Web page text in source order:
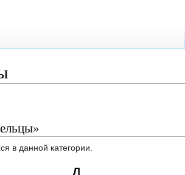
в данной категории.
Л